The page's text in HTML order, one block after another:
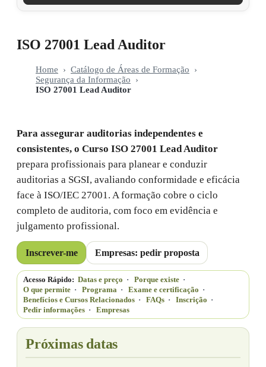
ISO 27001 Lead Auditor
Home › Catálogo de Áreas de Formação
›
Segurança da Informação
›
ISO 27001 Lead Auditor
Para assegurar auditorias independentes e
consistentes, o Curso ISO 27001 Lead Auditor
prepara profissionais para planear e conduzir
auditorias a SGSI, avaliando conformidade e eficácia
face à ISO/IEC 27001. A formação cobre o ciclo
completo de auditoria, com foco em evidência e
julgamento profissional.
Inscrever-me Empresas: pedir proposta
Acesso Rápido: Datas e preço · Porque existe ·
O que permite · Programa · Exame e certificação ·
Benefícios e Cursos Relacionados · FAQs · Inscrição ·
Pedir informações · Empresas
Próximas datas